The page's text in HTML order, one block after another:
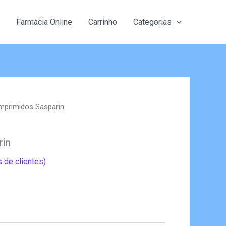
Farmácia Online Carrinho Categorias
Sasparin
de clientes)